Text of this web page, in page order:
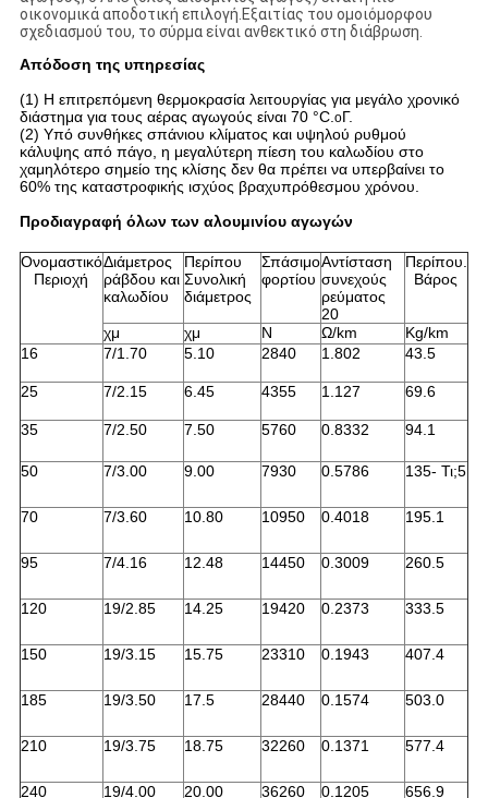
οικονομικά αποδοτική επιλογή.Εξαιτίας του ομοιόμορφου
σχεδιασμού του, το σύρμα είναι ανθεκτικό στη διάβρωση.
Απόδοση της υπηρεσίας
(1) Η επιτρεπόμενη θερμοκρασία λειτουργίας για μεγάλο χρονικό
διάστημα για τους αέρας αγωγούς είναι 70 °C.oΓ.
(2) Υπό συνθήκες σπάνιου κλίματος και υψηλού ρυθμού
κάλυψης από πάγο, η μεγαλύτερη πίεση του καλωδίου στο
χαμηλότερο σημείο της κλίσης δεν θα πρέπει να υπερβαίνει το
60% της καταστροφικής ισχύος βραχυπρόθεσμου χρόνου.
Προδιαγραφή όλων των αλουμινίου αγωγών
Ονομαστικό
Περιοχή
Διάμετρος
ράβδου και
καλωδίου
Περίπου
Συνολική
διάμετρος
Σπάσιμο
φορτίου
Αντίσταση
συνεχούς
ρεύματος
20
Περίπου.
Βάρος
χμ χμ N Ω/km
Kg/km
16
7/1.70 5.10 2840 1.802 43.5
25 7/2.15 6.45 4355 1.127 69.6
35 7/2.50 7.50 5760 0.8332 94.1
50 7/3.00 9.00 7930 0.5786 135- Τι;5
70 7/3.60 10.80 10950 0.4018 195.1
95 7/4.16 12.48 14450 0.3009 260.5
120 19/2.85 14.25 19420 0.2373 333.5
150 19/3.15 15.75 23310 0.1943 407.4
185 19/3.50 17.5 28440 0.1574 503.0
210 19/3.75 18.75 32260 0.1371 577.4
240 19/4.00 20.00 36260 0.1205 656.9